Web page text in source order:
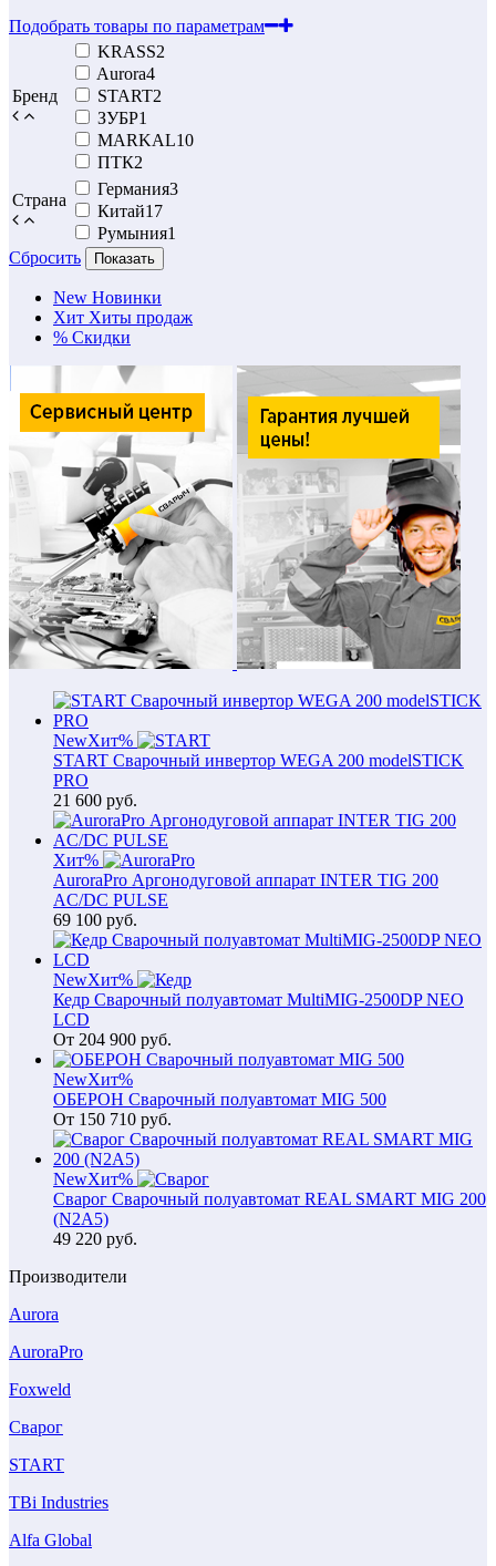
Подобрать товары по параметрам
Бренд
KRASS2
Aurora4
START2
ЗУБР1
MARKAL10
ПТК2
Страна
Германия3
Китай17
Румыния1
Сбросить
Показать
New Новинки
Хит Хиты продаж
% Скидки
NewХит%
START Сварочный инвертор WEGA 200 modelSTICK
PRO
21 600 руб.
Хит%
AuroraPro Аргонодуговой аппарат INTER TIG 200
AC/DC PULSE
69 100 руб.
NewХит%
Кедр Сварочный полуавтомат MultiMIG-2500DP NEO
LCD
От 204 900 руб.
NewХит%
ОБЕРОН Сварочный полуавтомат MIG 500
От 150 710 руб.
NewХит%
Сварог Сварочный полуавтомат REAL SMART MIG 200
(N2A5)
49 220 руб.
Производители
Aurora
AuroraPro
Foxweld
Сварог
START
TBi Industries
Alfa Global